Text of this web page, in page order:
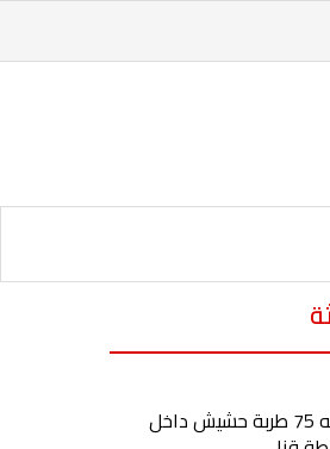
ضبط عاطل بحوزته 75 طربة حشيش داخل